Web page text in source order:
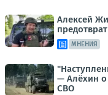
Алексей
МНЕНИЯ
— Алёхин о
СВО